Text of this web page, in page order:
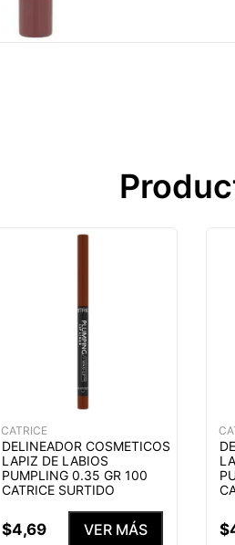
CATRICE
DELINEADOR COSMETICOS
LAPIZ DE LABIOS
PUMPLING 0.35 GR 100
CATRICE SURTIDO
$4,69 VER MÁS $